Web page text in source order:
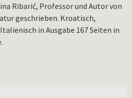
Ribarić, Professor und Autor von
geschrieben. Kroatisch,
in Ausgabe 167 Seiten in